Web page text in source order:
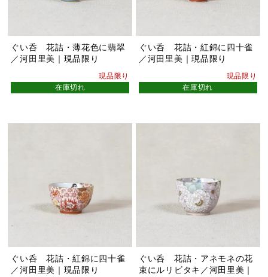
ぐい呑 花詰・薄花色に翡翠
／河田里美｜現品限り
現品限り
在庫切れ
ぐい呑 花詰・紅錦に四十雀
／河田里美｜現品限り
現品限り
在庫切れ
ぐい呑 花詰・紅錦に四十雀
／河田里美｜現品限り
ぐい呑 花詰・アネモネの花
束にルリビタキ／河田里美｜